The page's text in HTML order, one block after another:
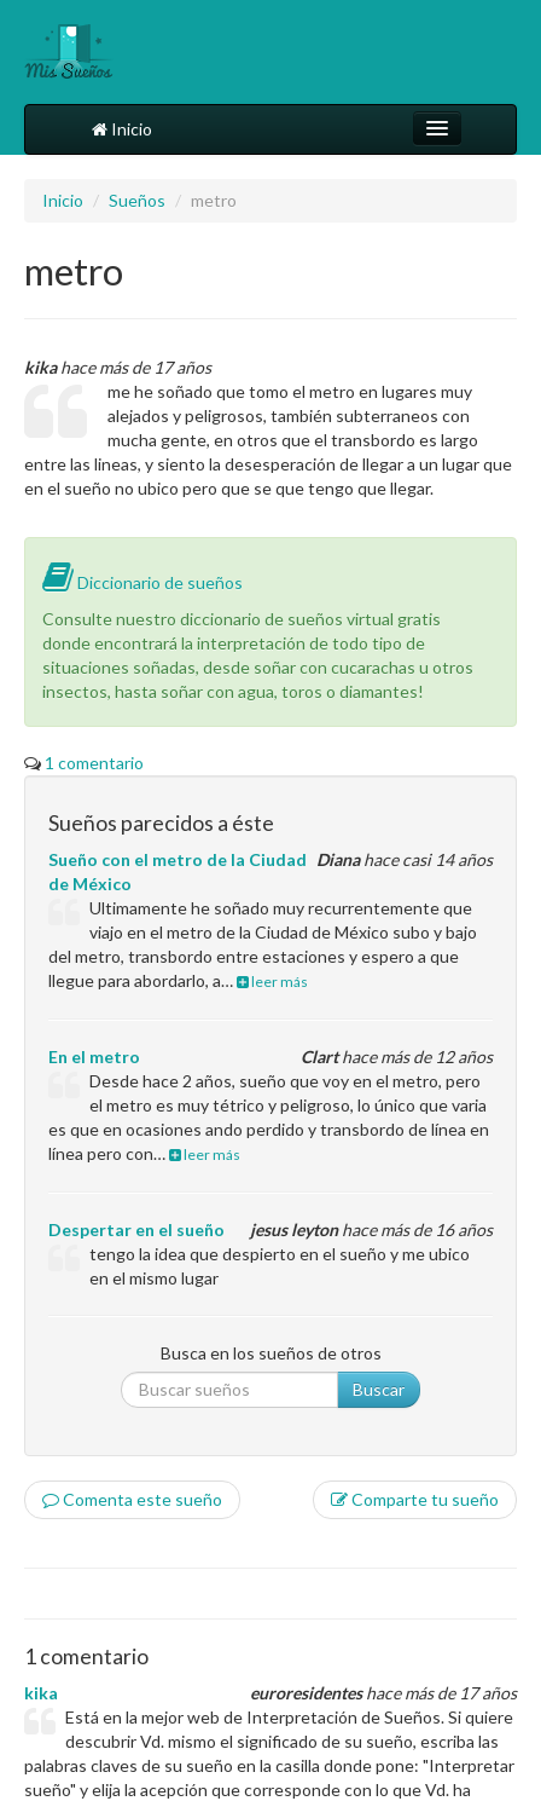
Inicio
Más
Inicio / Sueños / metro
metro
kikahace más de 17 años
me he soñado que tomo el metro en lugares muy
alejados y peligrosos, también subterraneos con
mucha gente, en otros que el transbordo es largo
entre las lineas, y siento la desesperación de llegar a un lugar que
en el sueño no ubico pero que se que tengo que llegar.
Diccionario de sueños
Consulte nuestro diccionario de sueños virtual gratis
donde encontrará la interpretación de todo tipo de
situaciones soñadas, desde soñar con cucarachas u otros
insectos, hasta soñar con agua, toros o diamantes!
1 comentario
Sueños parecidos a éste
Dianahace casi 14 años
Sueño con el metro de la Ciudad
de México
Ultimamente he soñado muy recurrentemente que
viajo en el metro de la Ciudad de México subo y bajo
del metro, transbordo entre estaciones y espero a que
llegue para abordarlo, a…
leer más
Clarthace más de 12 años
En el metro
Desde hace 2 años, sueño que voy en el metro, pero
el metro es muy tétrico y peligroso, lo único que varia
es que en ocasiones ando perdido y transbordo de línea en
línea pero con…
leer más
jesus leytonhace más de 16 años
Despertar en el sueño
tengo la idea que despierto en el sueño y me ubico
en el mismo lugar
Busca en los sueños de otros
Buscar
Comenta este sueño Comparte tu sueño
1 comentario
euroresidenteshace más de 17 años
kika
Está en la mejor web de Interpretación de Sueños. Si quiere
descubrir Vd. mismo el significado de su sueño, escriba las
palabras claves de su sueño en la casilla donde pone: "Interpretar
sueño" y elija la acepción que corresponde con lo que Vd. ha